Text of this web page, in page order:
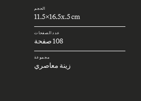
الحجم
11.5x16.5x.5 cm
عدد الصفحات
108 صفحة
مجموعة
زينة معاصري